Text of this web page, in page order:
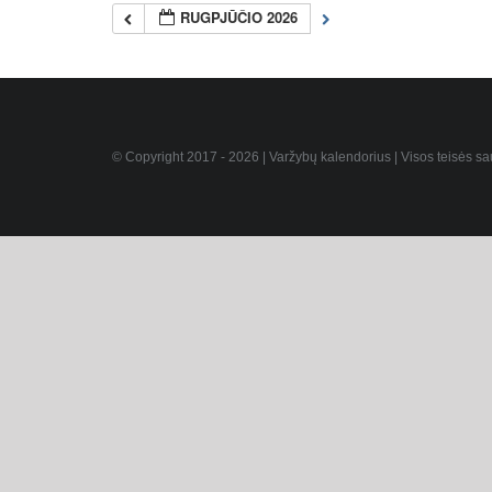
RUGPJŪČIO 2026
© Copyright 2017 - 2026 | Varžybų kalendorius | Visos teisės